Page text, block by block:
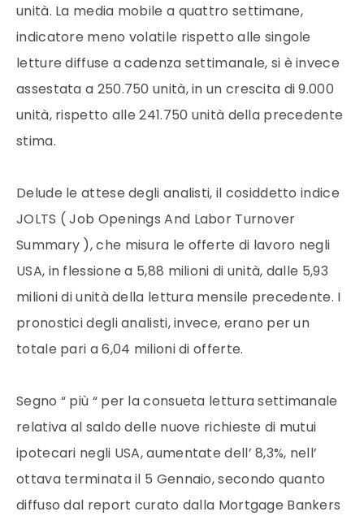
unità. La media mobile a quattro settimane,
indicatore meno volatile rispetto alle singole
letture diffuse a cadenza settimanale, si è invece
assestata a 250.750 unità, in un crescita di 9.000
unità, rispetto alle 241.750 unità della precedente
stima.
Delude le attese degli analisti, il cosiddetto indice
JOLTS ( Job Openings And Labor Turnover
Summary ), che misura le offerte di lavoro negli
USA, in flessione a 5,88 milioni di unità, dalle 5,93
milioni di unità della lettura mensile precedente. I
pronostici degli analisti, invece, erano per un
totale pari a 6,04 milioni di offerte.
Segno “ più “ per la consueta lettura settimanale
relativa al saldo delle nuove richieste di mutui
ipotecari negli USA, aumentate dell’ 8,3%, nell’
ottava terminata il 5 Gennaio, secondo quanto
diffuso dal report curato dalla Mortgage Bankers